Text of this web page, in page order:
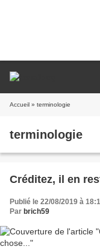
Accueil » terminologie
terminologie
Créditez, il en
Publié le 22/08/2019 à
Par brich59